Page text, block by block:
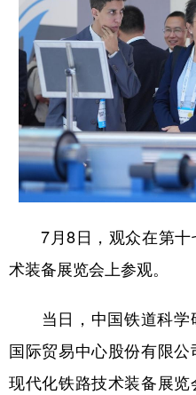
7月8日，观众在第十
术装备展览会上参观。
当日，中国铁道科学
国际贸易中心股份有限
现代化铁路技术装备展